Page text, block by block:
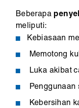
Beberapa
meliputi:
Kebiasaan
Memotong
Luka akibat
Penggunaan
Kebersihan